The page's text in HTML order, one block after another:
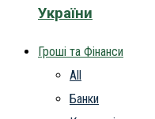
України
Гроші та Фінанси
All
Банки